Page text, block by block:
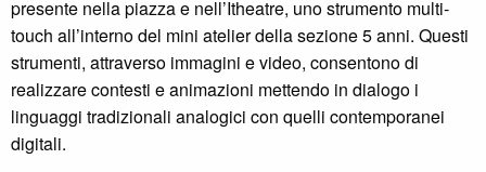
presente nella piazza e nell’Itheatre, uno strumento multi-
touch all’interno del mini atelier della sezione 5 anni. Questi
strumenti, attraverso immagini e video, consentono di
realizzare contesti e animazioni mettendo in dialogo i
linguaggi tradizionali analogici con quelli contemporanei
digitali.